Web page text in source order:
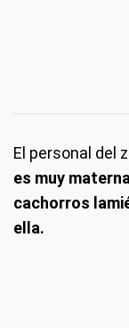
El personal del
es muy
cachorros
ella.